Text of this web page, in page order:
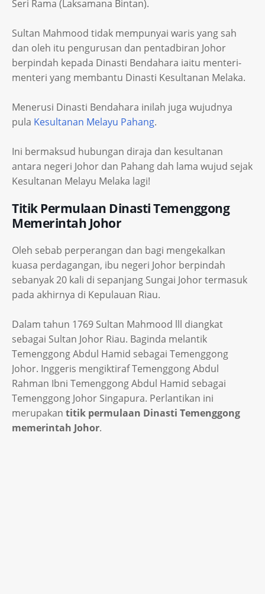
Seri Rama (Laksamana Bintan).
Sultan Mahmood tidak mempunyai waris yang sah
dan oleh itu pengurusan dan pentadbiran Johor
berpindah kepada Dinasti Bendahara iaitu menteri-
menteri yang membantu Dinasti Kesultanan Melaka.
Menerusi Dinasti Bendahara inilah juga wujudnya
pula Kesultanan Melayu Pahang.
Ini bermaksud hubungan diraja dan kesultanan
antara negeri Johor dan Pahang dah lama wujud sejak
Kesultanan Melayu Melaka lagi!
Titik Permulaan Dinasti Temenggong
Memerintah Johor
Oleh sebab perperangan dan bagi mengekalkan
kuasa perdagangan, ibu negeri Johor berpindah
sebanyak 20 kali di sepanjang Sungai Johor termasuk
pada akhirnya di Kepulauan Riau.
Dalam tahun 1769 Sultan Mahmood lll diangkat
sebagai Sultan Johor Riau. Baginda melantik
Temenggong Abdul Hamid sebagai Temenggong
Johor. Inggeris mengiktiraf Temenggong Abdul
Rahman Ibni Temenggong Abdul Hamid sebagai
Temenggong Johor Singapura. Perlantikan ini
merupakan titik permulaan Dinasti Temenggong
memerintah Johor.